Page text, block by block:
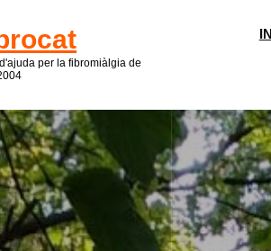
per la fibromiàlgia de